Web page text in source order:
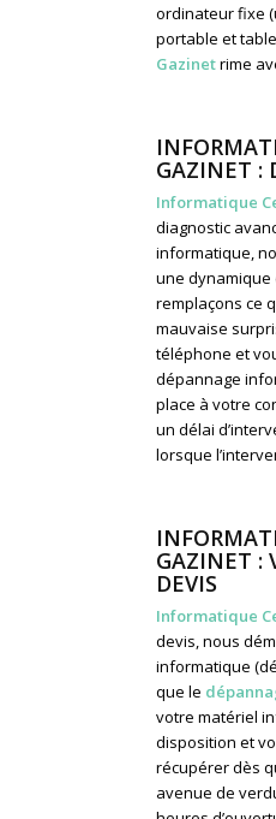
ordinateur fixe
portable et
Gazinetrime
GAZINET :
Informatique
diagnostic
informatique,
une dynamique
remplaçons ce
mauvaise
téléphone et
dépannage
place à votre
un délai
lorsque
GAZINET :
DEVIS
Informatique
devis, nous
informatique
que le
votre matériel
disposition et
récupérer dès
avenue de